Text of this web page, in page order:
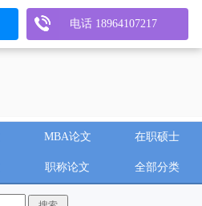
MBA论文 在职硕士
职称论文 全部分类
电话 18964107217